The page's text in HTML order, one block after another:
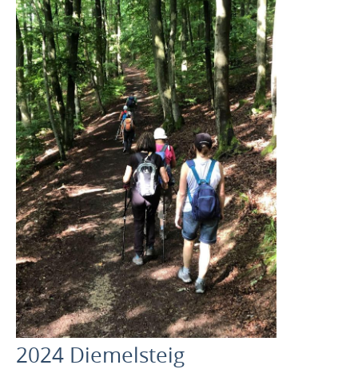
2024 Diemelsteig